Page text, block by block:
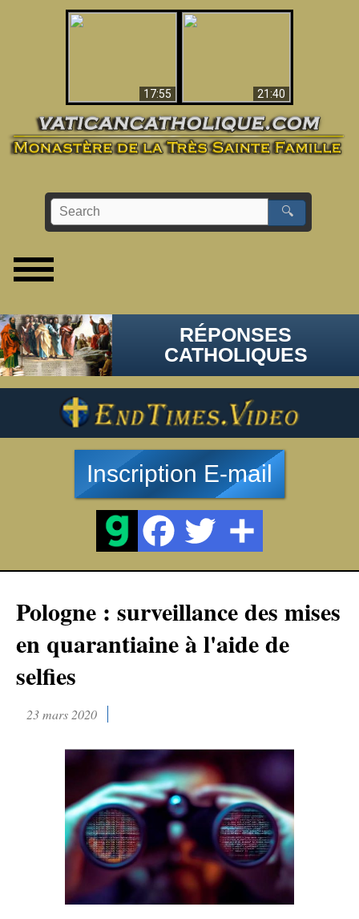
17:55
21:40
🔍
RÉPONSES
CATHOLIQUES
Inscription E-mail
Pologne : surveillance des mises
en quarantiaine à l'aide de
selfies
23 mars 2020